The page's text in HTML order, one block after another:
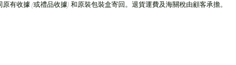
有收據 (或禮品收據) 和原裝包裝盒寄回。退貨運費及海關稅由顧客承擔。